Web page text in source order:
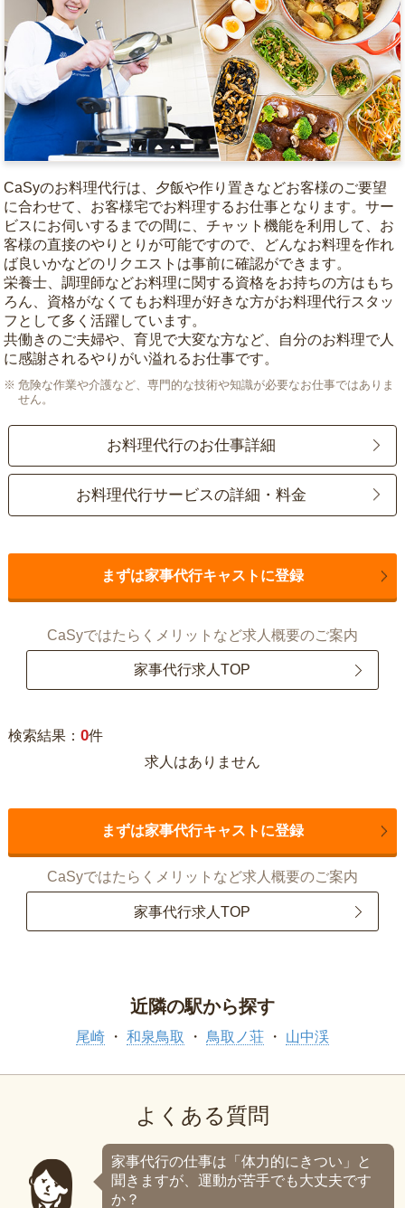
CaSyのお料理代行は、夕飯や作り置きなどお客様のご要望
に合わせて、お客様宅でお料理するお仕事となります。サー
ビスにお伺いするまでの間に、チャット機能を利用して、お
客様の直接のやりとりが可能ですので、どんなお料理を作れ
ば良いかなどのリクエストは事前に確認ができます。
栄養士、調理師などお料理に関する資格をお持ちの方はもち
ろん、資格がなくてもお料理が好きな方がお料理代行スタッ
フとして多く活躍しています。
共働きのご夫婦や、育児で大変な方など、自分のお料理で人
に感謝されるやりがい溢れるお仕事です。
危険な作業や介護など、専門的な技術や知識が必要なお仕事ではありま
せん。
お料理代行のお仕事詳細
お料理代行サービスの詳細・料金
まずは家事代行キャストに登録
CaSyではたらくメリットなど求人概要のご案内
家事代行求人TOP
検索結果： 0件
求人はありません
まずは家事代行キャストに登録
CaSyではたらくメリットなど求人概要のご案内
家事代行求人TOP
近隣の駅から探す
尾崎 和泉鳥取 鳥取ノ荘 山中渓
よくある質問
家事代行の仕事は「体力的にきつい」と
聞きますが、運動が苦手でも大丈夫です
か？